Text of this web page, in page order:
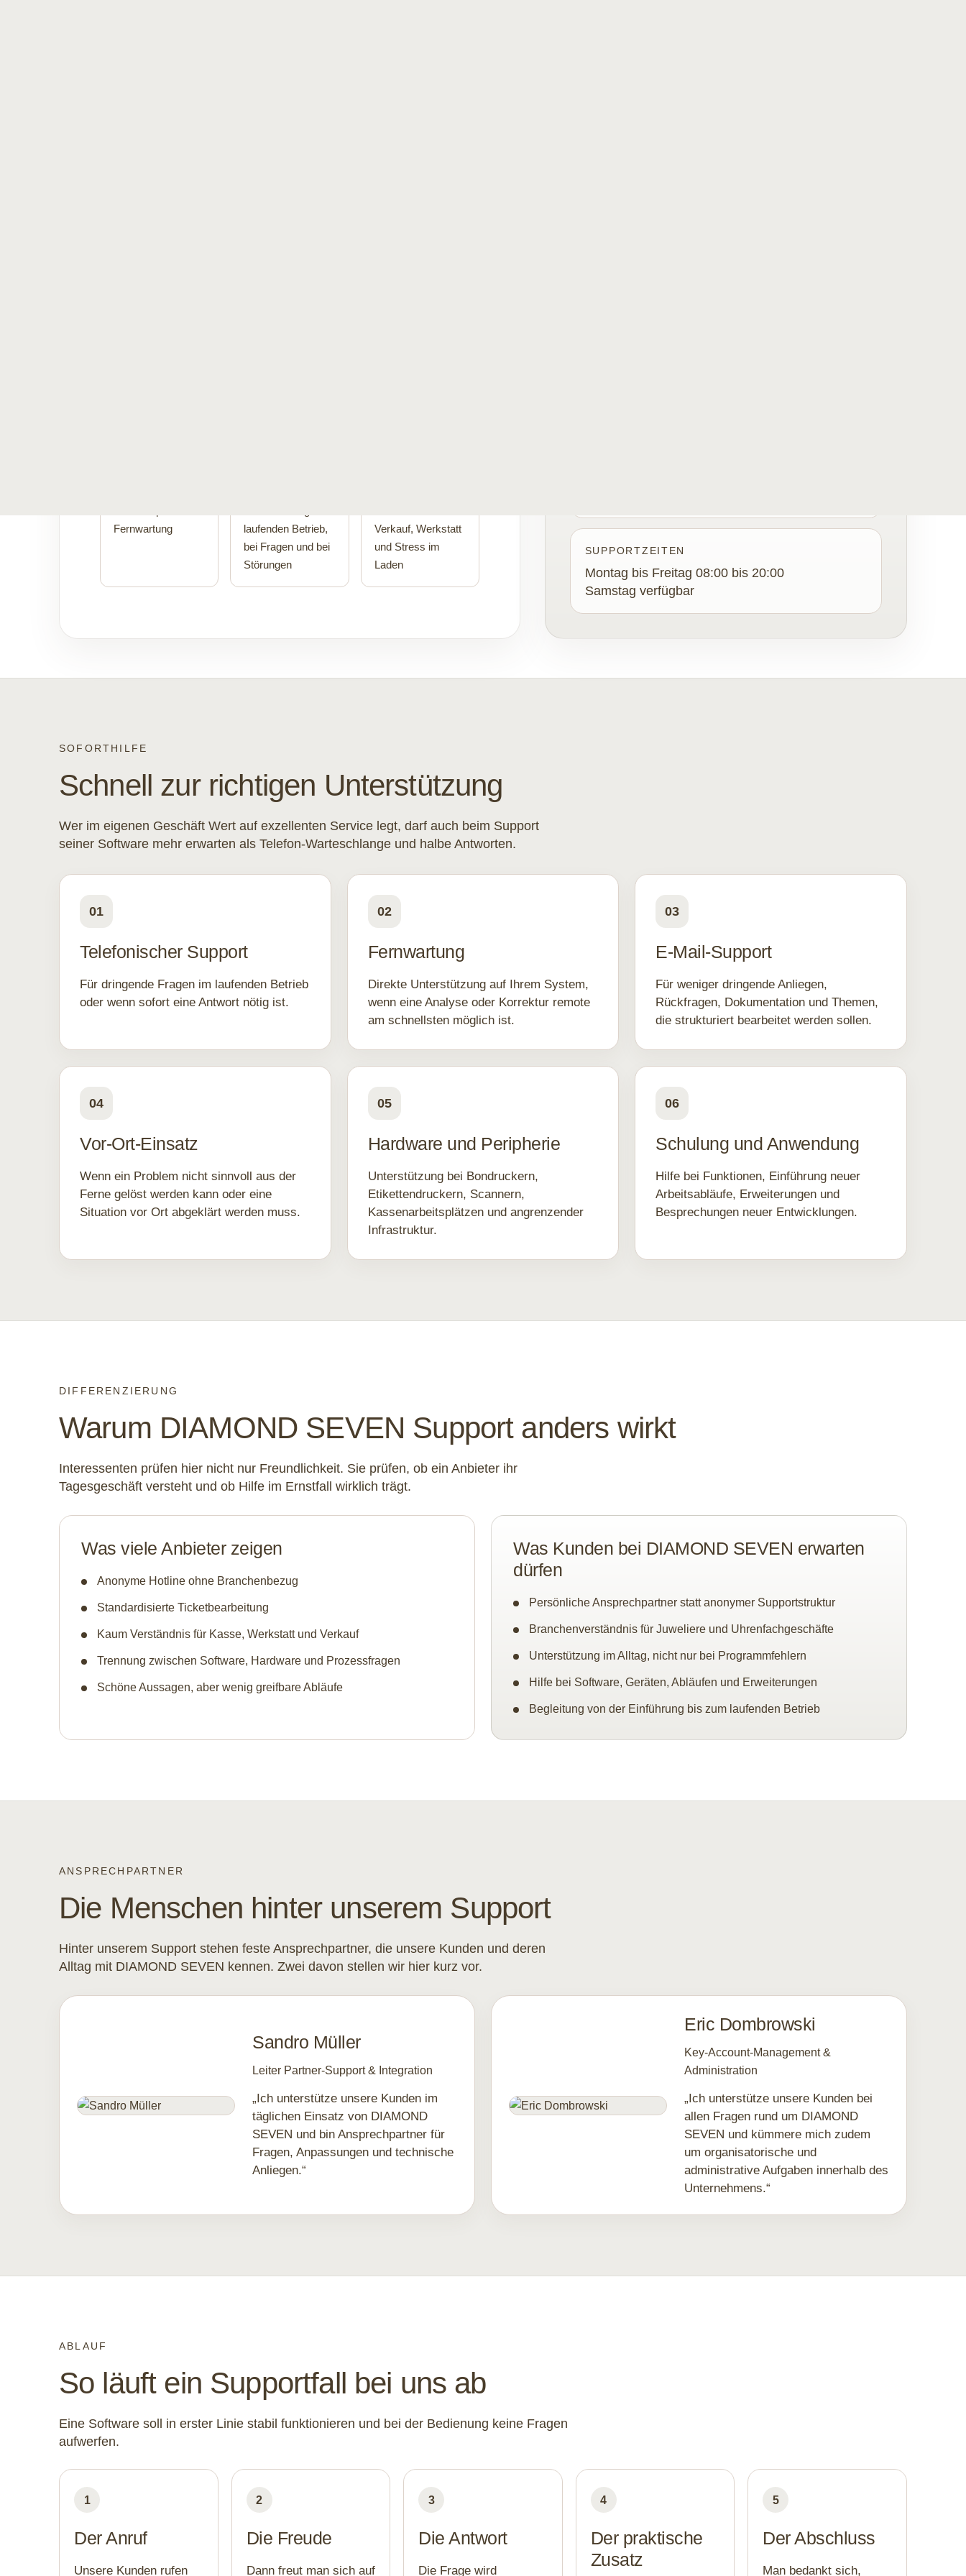
Fernwartung
laufenden Betrieb,
bei Fragen und bei
Störungen
Verkauf, Werkstatt
und Stress im
Laden
SUPPORTZEITEN
Montag bis Freitag 08:00 bis 20:00
Samstag verfügbar
SOFORTHILFE
Schnell zur richtigen Unterstützung
Wer im eigenen Geschäft Wert auf exzellenten Service legt, darf auch beim Support
seiner Software mehr erwarten als Telefon-Warteschlange und halbe Antworten.
01
Telefonischer Support
Für dringende Fragen im laufenden Betrieb
oder wenn sofort eine Antwort nötig ist.
02
Fernwartung
Direkte Unterstützung auf Ihrem System,
wenn eine Analyse oder Korrektur remote
am schnellsten möglich ist.
03
E-Mail-Support
Für weniger dringende Anliegen,
Rückfragen, Dokumentation und Themen,
die strukturiert bearbeitet werden sollen.
04
Vor-Ort-Einsatz
Wenn ein Problem nicht sinnvoll aus der
Ferne gelöst werden kann oder eine
Situation vor Ort abgeklärt werden muss.
05
Hardware und Peripherie
Unterstützung bei Bondruckern,
Etikettendruckern, Scannern,
Kassenarbeitsplätzen und angrenzender
Infrastruktur.
06
Schulung und Anwendung
Hilfe bei Funktionen, Einführung neuer
Arbeitsabläufe, Erweiterungen und
Besprechungen neuer Entwicklungen.
DIFFERENZIERUNG
Warum DIAMOND SEVEN Support anders wirkt
Interessenten prüfen hier nicht nur Freundlichkeit. Sie prüfen, ob ein Anbieter ihr
Tagesgeschäft versteht und ob Hilfe im Ernstfall wirklich trägt.
Was viele Anbieter zeigen
Anonyme Hotline ohne Branchenbezug
Standardisierte Ticketbearbeitung
Kaum Verständnis für Kasse, Werkstatt und Verkauf
Trennung zwischen Software, Hardware und Prozessfragen
Schöne Aussagen, aber wenig greifbare Abläufe
Was Kunden bei DIAMOND SEVEN erwarten
dürfen
Persönliche Ansprechpartner statt anonymer Supportstruktur
Branchenverständnis für Juweliere und Uhrenfachgeschäfte
Unterstützung im Alltag, nicht nur bei Programmfehlern
Hilfe bei Software, Geräten, Abläufen und Erweiterungen
Begleitung von der Einführung bis zum laufenden Betrieb
ANSPRECHPARTNER
Die Menschen hinter unserem Support
Hinter unserem Support stehen feste Ansprechpartner, die unsere Kunden und deren
Alltag mit DIAMOND SEVEN kennen. Zwei davon stellen wir hier kurz vor.
Sandro Müller
Leiter Partner-Support & Integration
„Ich unterstütze unsere Kunden im
täglichen Einsatz von DIAMOND
SEVEN und bin Ansprechpartner für
Fragen, Anpassungen und technische
Anliegen.“
Eric Dombrowski
Key-Account-Management &
Administration
„Ich unterstütze unsere Kunden bei
allen Fragen rund um DIAMOND
SEVEN und kümmere mich zudem
um organisatorische und
administrative Aufgaben innerhalb des
Unternehmens.“
ABLAUF
So läuft ein Supportfall bei uns ab
Eine Software soll in erster Linie stabil funktionieren und bei der Bedienung keine Fragen
aufwerfen.
1
Der Anruf
Unsere Kunden rufen
2
Die Freude
Dann freut man sich auf
3
Die Antwort
Die Frage wird
4
Der praktische
Zusatz
5
Der Abschluss
Man bedankt sich,